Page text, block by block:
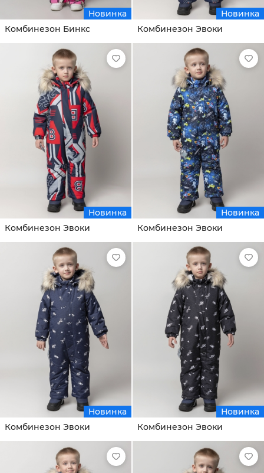
Новинка
Комбинезон Бинкс
Новинка
Комбинезон Эвоки
Новинка
Комбинезон Эвоки
Новинка
Комбинезон Эвоки
Новинка
Комбинезон Эвоки
Новинка
Комбинезон Эвоки